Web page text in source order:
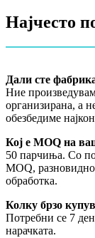
Најчесто
Дали сте
Ние
организирана, а
обезбедиме
Кој е MOQ на
50 парчиња. Со
MOQ,
обработка.
Колку брзо
Потребни се 7
нарачката.